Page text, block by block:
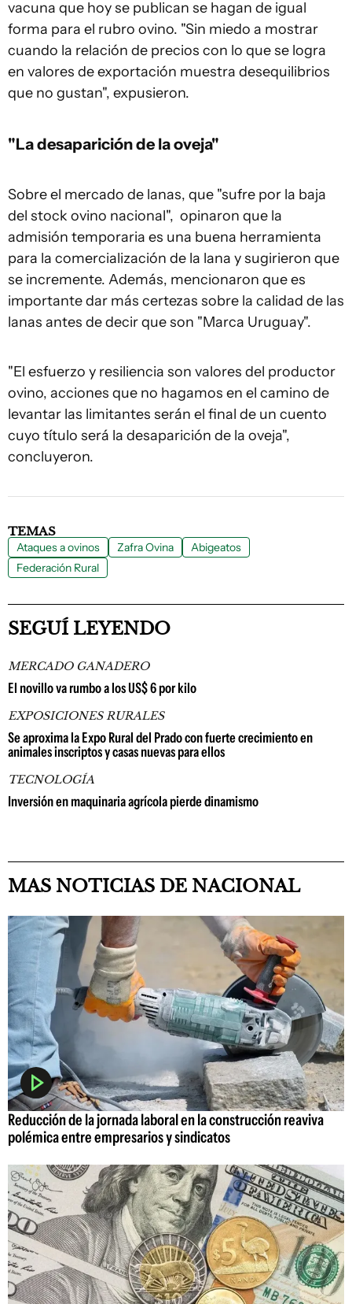
vacuna que hoy se publican se hagan de igual
forma para el rubro ovino. "Sin miedo a mostrar
cuando la relación de precios con lo que se logra
en valores de exportación muestra desequilibrios
que no gustan", expusieron.
"La desaparición de la oveja"
Sobre el mercado de lanas, que "sufre por la baja
del stock ovino nacional", opinaron que la
admisión temporaria es una buena herramienta
para la comercialización de la lana y sugirieron que
se incremente. Además, mencionaron que es
importante dar más certezas sobre la calidad de las
lanas antes de decir que son "Marca Uruguay".
"El esfuerzo y resiliencia son valores del productor
ovino, acciones que no hagamos en el camino de
levantar las limitantes serán el final de un cuento
cuyo título será la desaparición de la oveja",
concluyeron.
TEMAS
Ataques a ovinos Zafra Ovina
Abigeatos
Federación Rural
SEGUÍ LEYENDO
MERCADO GANADERO
El novillo va rumbo a los US$ 6 por kilo
EXPOSICIONES RURALES
Se aproxima la Expo Rural del Prado con fuerte crecimiento en
animales inscriptos y casas nuevas para ellos
TECNOLOGÍA
Inversión en maquinaria agrícola pierde dinamismo
MAS NOTICIAS DE NACIONAL
Reducción de la jornada laboral en la construcción reaviva
polémica entre empresarios y sindicatos